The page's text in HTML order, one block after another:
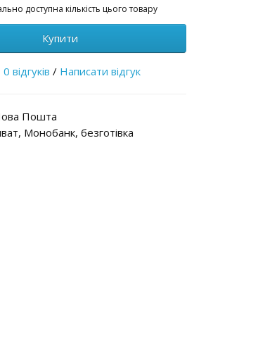
доступна кількість цього товару
Купити
0 відгуків / Написати відгук
Пошта
Монобанк, безготівка